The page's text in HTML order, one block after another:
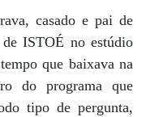
casado e pai de
ISTOÉ no estúdio
que baixava na
do programa que
tipo de pergunta,